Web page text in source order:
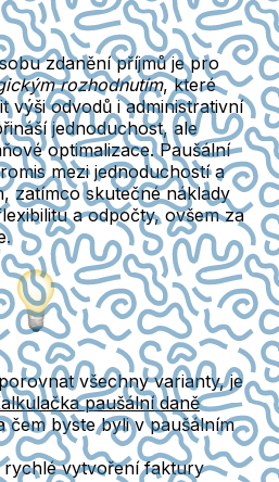
zdanění příjmů je pro
rozhodnutím, které
výši odvodů i administrativní
jednoduchost, ale
optimalizace.Paušální
mezi jednoduchostí a
zatímcoskutečné náklady
a odpočty, ovšem za
všechny varianty, je
paušální daně
čem byste byli v paušálním
rychlé vytvoření faktury